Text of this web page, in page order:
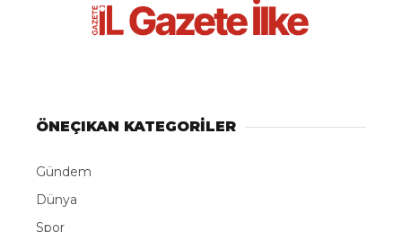
ÖNEÇIKAN KATEGORİLER
Gündem
Dünya
Spor